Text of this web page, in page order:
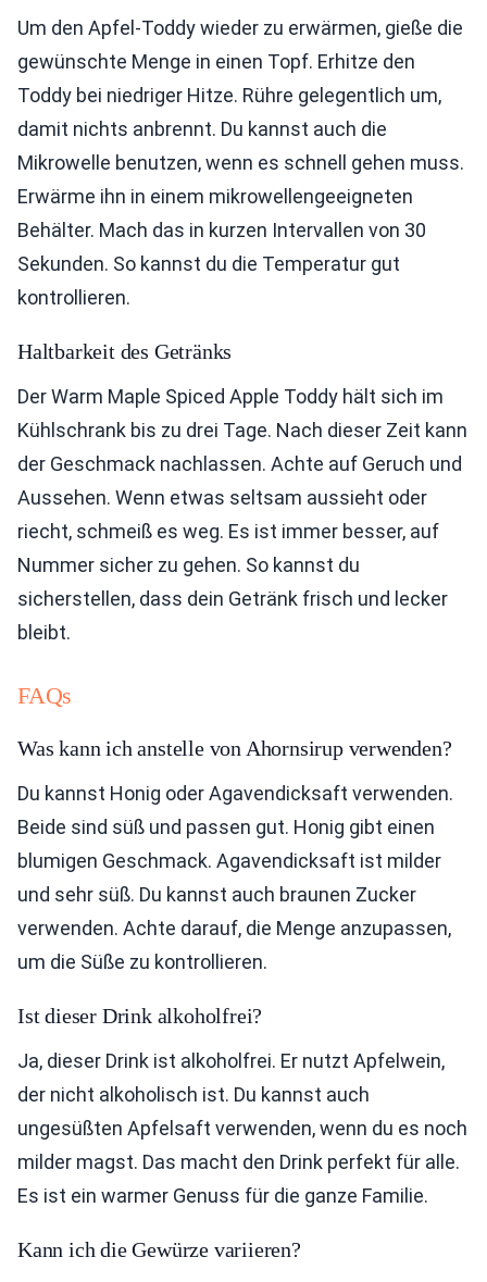
Um den Apfel-Toddy wieder zu erwärmen, gieße die
gewünschte Menge in einen Topf. Erhitze den
Toddy bei niedriger Hitze. Rühre gelegentlich um,
damit nichts anbrennt. Du kannst auch die
Mikrowelle benutzen, wenn es schnell gehen muss.
Erwärme ihn in einem mikrowellengeeigneten
Behälter. Mach das in kurzen Intervallen von 30
Sekunden. So kannst du die Temperatur gut
kontrollieren.
Haltbarkeit des Getränks
Der Warm Maple Spiced Apple Toddy hält sich im
Kühlschrank bis zu drei Tage. Nach dieser Zeit kann
der Geschmack nachlassen. Achte auf Geruch und
Aussehen. Wenn etwas seltsam aussieht oder
riecht, schmeiß es weg. Es ist immer besser, auf
Nummer sicher zu gehen. So kannst du
sicherstellen, dass dein Getränk frisch und lecker
bleibt.
FAQs
Was kann ich anstelle von Ahornsirup verwenden?
Du kannst Honig oder Agavendicksaft verwenden.
Beide sind süß und passen gut. Honig gibt einen
blumigen Geschmack. Agavendicksaft ist milder
und sehr süß. Du kannst auch braunen Zucker
verwenden. Achte darauf, die Menge anzupassen,
um die Süße zu kontrollieren.
Ist dieser Drink alkoholfrei?
Ja, dieser Drink ist alkoholfrei. Er nutzt Apfelwein,
der nicht alkoholisch ist. Du kannst auch
ungesüßten Apfelsaft verwenden, wenn du es noch
milder magst. Das macht den Drink perfekt für alle.
Es ist ein warmer Genuss für die ganze Familie.
Kann ich die Gewürze variieren?